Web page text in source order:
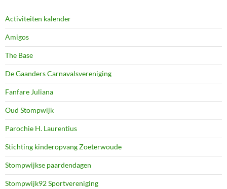
Activiteiten kalender
Amigos
The Base
De Gaanders Carnavalsvereniging
Fanfare Juliana
Oud Stompwijk
Parochie H. Laurentius
Stichting kinderopvang Zoeterwoude
Stompwijkse paardendagen
Stompwijk92 Sportvereniging